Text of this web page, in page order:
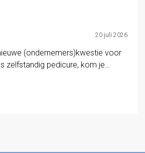
20 juli 2026
(ondernemers)kwestie voor
zelfstandig pedicure, kom je…